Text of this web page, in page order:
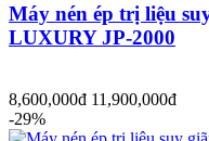
Máy nén ép trị liệu
LUXURY JP-2000
8,600,000đ 11,900,000đ
-29%